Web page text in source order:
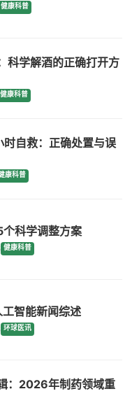
健康科普
科学解酒的正确打开方
健康科普
自救：正确处置与误
康科普
科学调整方案
健康科普
智能新闻综述
环球医讯
：2026年制药领域重